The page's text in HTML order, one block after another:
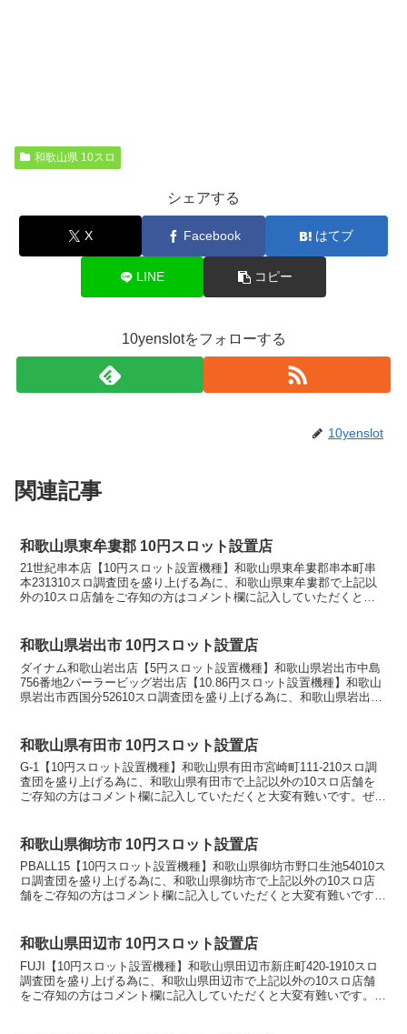
和歌山県 10スロ
シェアする
X Facebook はてブ
LINE コピー
10yenslotをフォローする
10yenslot
関連記事
和歌山県東牟婁郡 10円スロット設置店
21世紀串本店【10円スロット設置機種】和歌山県東牟婁郡串本町串
本231310スロ調査団を盛り上げる為に、和歌山県東牟婁郡で上記以
外の10スロ店舗をご存知の方はコメント欄に記入していただくと大
和歌山県岩出市 10円スロット設置店
ダイナム和歌山岩出店【5円スロット設置機種】和歌山県岩出市中島
756番地2パーラービッグ岩出店【10.86円スロット設置機種】和歌山
県岩出市西国分52610スロ調査団を盛り上げる為に、和歌山県岩出市
和歌山県有田市 10円スロット設置店
G-1【10円スロット設置機種】和歌山県有田市宮崎町111-210スロ調
査団を盛り上げる為に、和歌山県有田市で上記以外の10スロ店舗を
ご存知の方はコメント欄に記入していただくと大変有難いです。ぜひ
和歌山県御坊市 10円スロット設置店
PBALL15【10円スロット設置機種】和歌山県御坊市野口生池54010ス
ロ調査団を盛り上げる為に、和歌山県御坊市で上記以外の10スロ店
舗をご存知の方はコメント欄に記入していただくと大変有難いです。
和歌山県田辺市 10円スロット設置店
FUJI【10円スロット設置機種】和歌山県田辺市新庄町420-1910スロ
調査団を盛り上げる為に、和歌山県田辺市で上記以外の10スロ店舗
をご存知の方はコメント欄に記入していただくと大変有難いです。ぜ